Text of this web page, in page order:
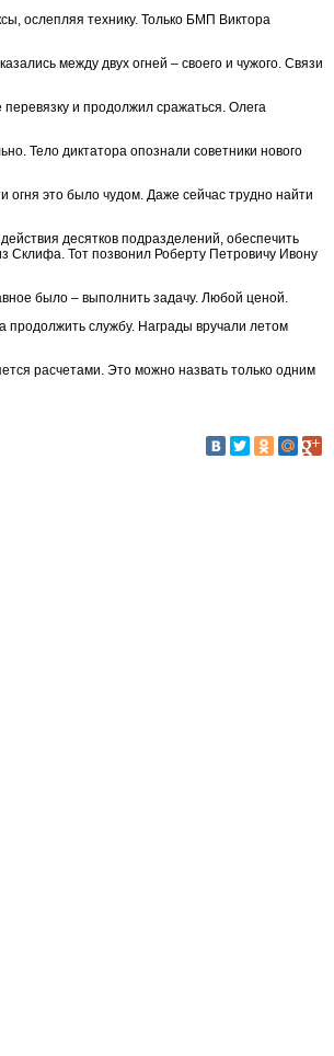
ослепляя технику. Только БМП Виктора
между двух огней – своего и чужого. Связи
и продолжил сражаться. Олега
Тело диктатора опознали советники нового
это было чудом. Даже сейчас трудно найти
десятков подразделений, обеспечить
Склифа. Тот позвонил Роберту Петровичу Ивону
было – выполнить задачу. Любой ценой.
продолжить службу. Награды вручали летом
расчетами. Это можно назвать только одним